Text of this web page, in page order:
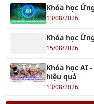
Khóa học
13/08/2026
Khóa học
15/08/2026
Khóa học AI
hiệu quả
13/08/2026